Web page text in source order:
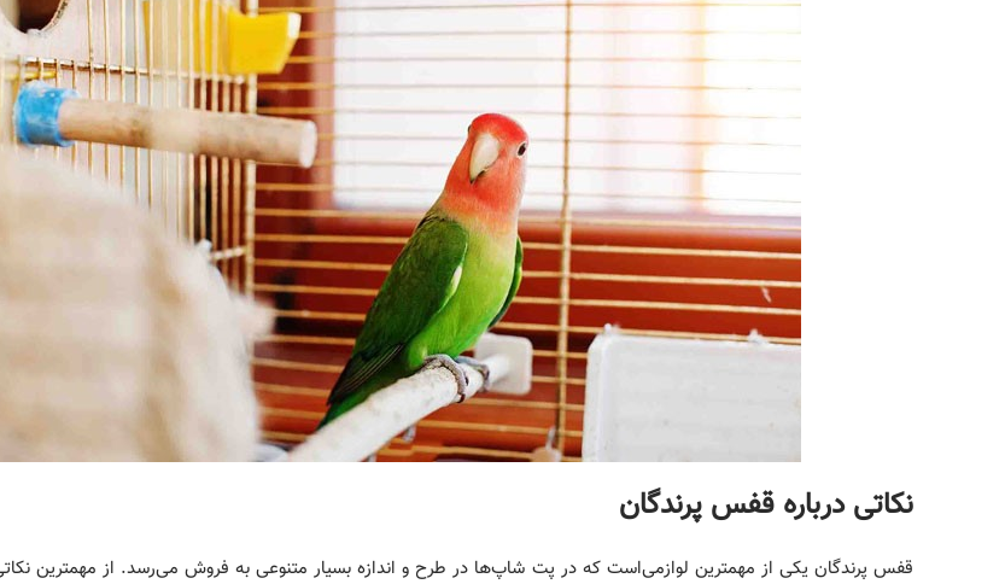
نکاتی درباره قفس پرندگان
قفس پرندگان یکی از مهمترین لوازمی‌است که در پت شاپ‌ها در طرح و اندازه بسیار متنوعی به فروش می‌رسد. از مهمترین